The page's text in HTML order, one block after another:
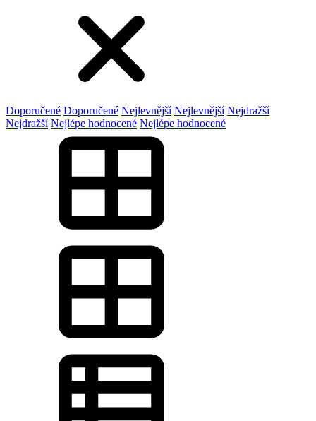
Doporučené Doporučené Nejlevnější Nejlevnější Nejdražší
Nejdražší Nejlépe hodnocené Nejlépe hodnocené